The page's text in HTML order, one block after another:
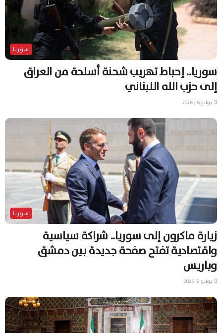
سوريا
سوريا.. إحباط تهريب شحنة أسلحة من العراق
إلى حزب الله اللبناني
يوليو 16, 2026
سوريا
زيارة ماكرون إلى سوريا.. شراكة سياسية
واقتصادية تفتح صفحة جديدة بين دمشق
وباريس
يوليو 9, 2026